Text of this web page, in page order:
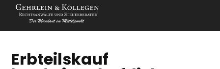
Erbteilskauf